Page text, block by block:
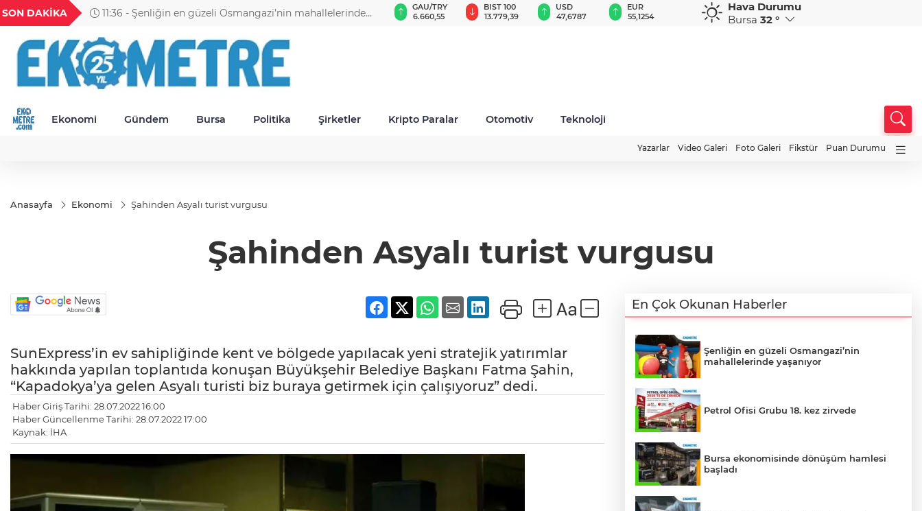
SON DAKİKA 11:30 - Petrol Ofisi Grubu 18. kez zirvede
18,2677
TND
16,3788
BGN
27,9743
VND
0,0018
GAU/TRY
6.660,55
BIST 100
13.779,39
USD
47,6787
EUR
55,1254
GBP
64,3468
CHF
59,0083
CAD
34,1883
Hava Durumu
Bursa 32 °
Ekonomi Gündem Bursa Politika Şirketler Kripto Paralar Otomotiv Teknoloji
Yazarlar Video Galeri Foto Galeri Fikstür Puan Durumu
Anasayfa Ekonomi Şahinden Asyalı turist vurgusu
Şahinden Asyalı turist vurgusu
SunExpress’in ev sahipliğinde kent ve bölgede yapılacak yeni stratejik yatırımlar
hakkında yapılan toplantıda konuşan Büyükşehir Belediye Başkanı Fatma Şahin,
“Kapadokya’ya gelen Asyalı turisti biz buraya getirmek için çalışıyoruz” dedi.
Haber Giriş Tarihi: 28.07.2022 16:00
Haber Güncellenme Tarihi: 28.07.2022 17:00
Kaynak: İHA
En Çok Okunan Haberler
Şenliğin en güzeli Osmangazi’nin
mahallelerinde yaşanıyor
Petrol Ofisi Grubu 18. kez zirvede
Bursa ekonomisinde dönüşüm hamlesi
başladı